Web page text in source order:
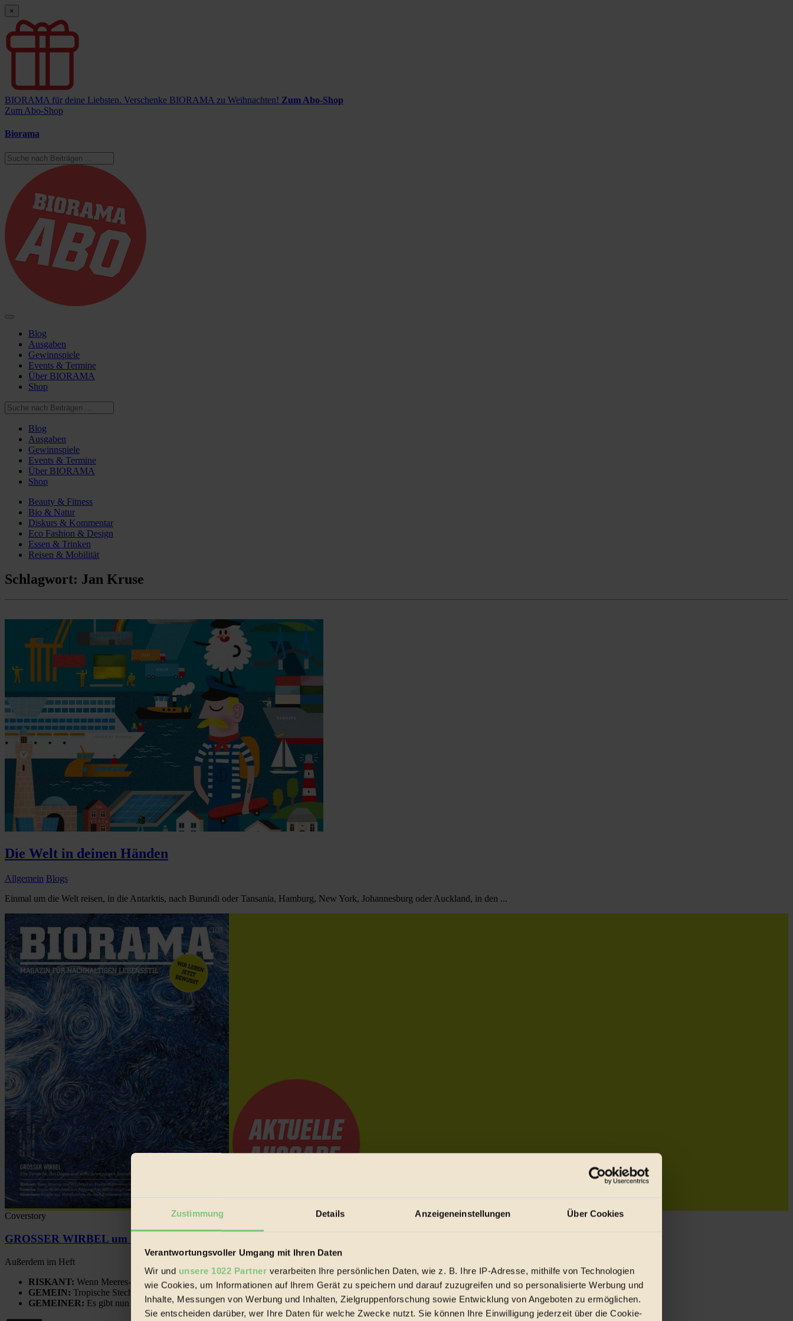
Zustimmung Details Anzeigeneinstellungen Über Cookies
Verantwortungsvoller Umgang mit Ihren Daten
Wir und unsere 1022 Partner verarbeiten Ihre persönlichen Daten, wie z. B. Ihre IP-Adresse, mithilfe von Technologien
wie Cookies, um Informationen auf Ihrem Gerät zu speichern und darauf zuzugreifen und so personalisierte Werbung und
Inhalte, Messungen von Werbung und Inhalten, Zielgruppenforschung sowie Entwicklung von Angeboten zu ermöglichen.
Sie entscheiden darüber, wer Ihre Daten für welche Zwecke nutzt. Sie können Ihre Einwilligung jederzeit über die Cookie-
×
BIORAMA für deine Liebsten. Verschenke BIORAMA zu Weihnachten! Zum Abo-Shop
Zum Abo-Shop
Biorama
Blog
Ausgaben
Gewinnspiele
Events & Termine
Über BIORAMA
Shop
Blog
Ausgaben
Gewinnspiele
Events & Termine
Über BIORAMA
Shop
Beauty & Fitness
Bio & Natur
Diskurs & Kommentar
Eco Fashion & Design
Essen & Trinken
Reisen & Mobilität
Schlagwort: Jan Kruse
Die Welt in deinen Händen
Allgemein Blogs
Einmal um die Welt reisen, in die Antarktis, nach Burundi oder Tansania, Hamburg, New York, Johannesburg oder Auckland, in den ...
Coverstory
GROSSER WIRBEL um Versuche, den Ozean und seine Bewegungen festzuhalten.
Außerdem im Heft
RISKANT: Wenn Meeres- und Wildvögel im Freilandhühnerbetrieb vorbeischauen.
GEMEIN: Tropische Stechmücken fühlen sich in Mitteleuropa inziwschen oft zu Hause.
GEMEINER: Es gibt nun Weinflaschen, die nach Entleerung voll wieder zu dir zurückkommen.